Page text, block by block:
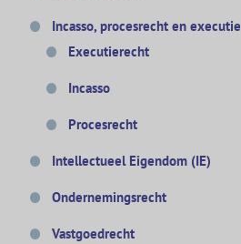
Incasso, procesrecht en executie
Executierecht
Incasso
Procesrecht
Intellectueel Eigendom (IE)
Ondernemingsrecht
Vastgoedrecht